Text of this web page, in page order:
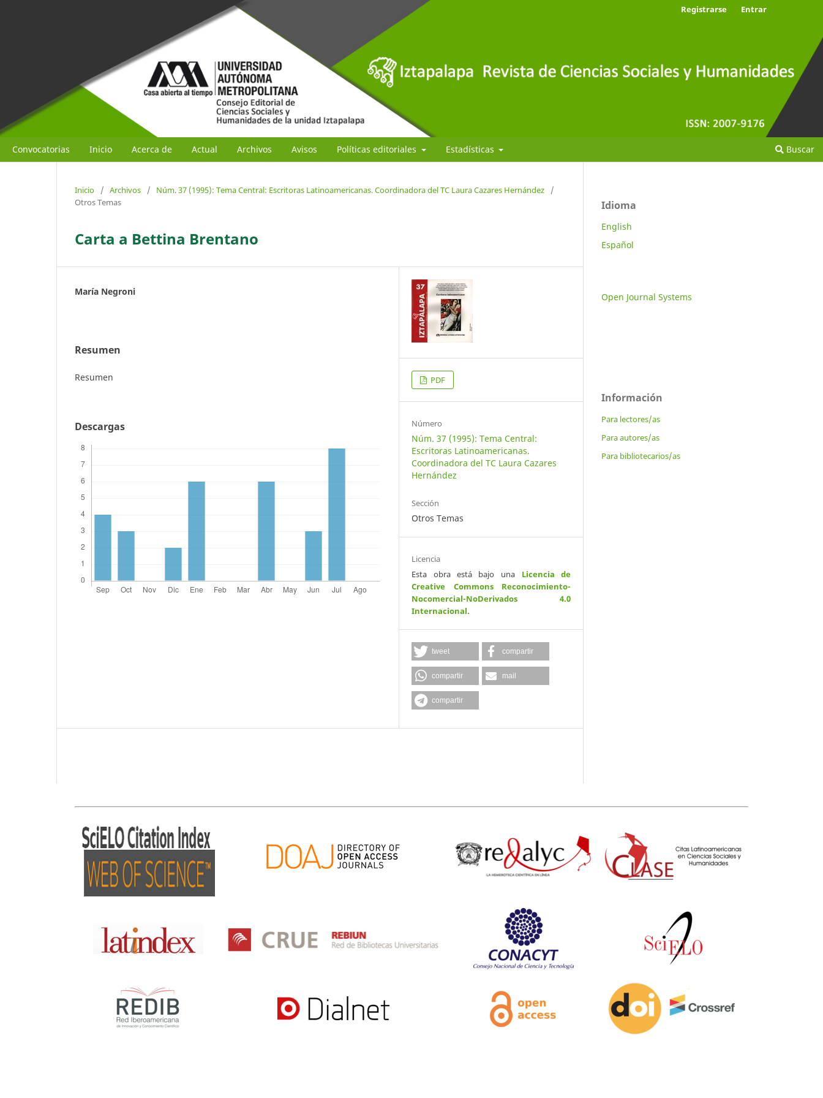
Convocatorias Inicio Acerca de Actual Archivos Avisos Políticas editoriales Estadísticas Buscar
Registrarse Entrar
Inicio / Archivos / Núm. 37 (1995): Tema Central: Escritoras Latinoamericanas. Coordinadora del TC Laura Cazares Hernández
/
Otros Temas
Carta a Bettina Brentano
María Negroni
Resumen
Resumen
Descargas
PDF
Número
Núm. 37 (1995): Tema Central:
Escritoras Latinoamericanas.
Coordinadora del TC Laura Cazares
Hernández
Sección
Otros Temas
Licencia
Esta obra está bajo una Licencia de
Creative Commons Reconocimiento-
Nocomercial-NoDerivados 4.0
Internacional.
tweet compartir
compartir mail
compartir
Idioma
English
Español
Open Journal Systems
Información
Para lectores/as
Para autores/as
Para bibliotecarios/as